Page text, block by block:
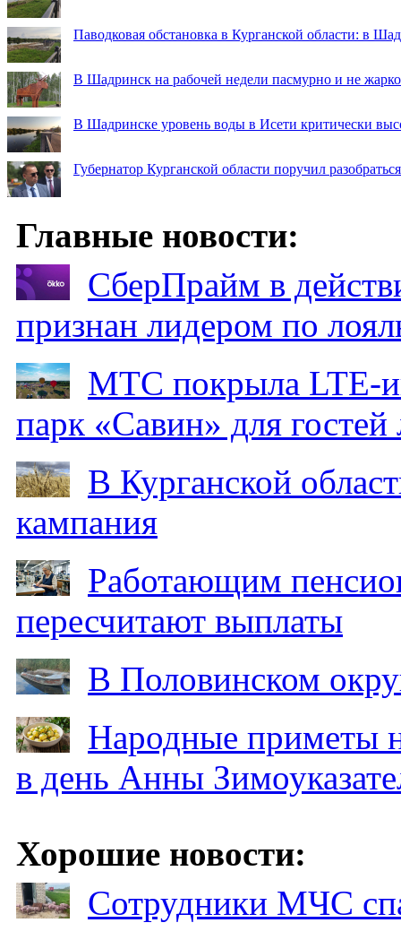
Паводковая обстановка в Курганской области: в
В Шадринск на рабочей недели пасмурно и не жарко
В Шадринске уровень воды в Исети критически
Губернатор Курганской области поручил
Главные новости:
СберПрайм в
признан лидером по
МТС покрыла LTE-
парк «Савин» для гостей
В Курганской
кампания
Работающим
пересчитают выплаты
В Половинском
Народные приметы
в день Анны
Хорошие новости:
Сотрудники МЧС